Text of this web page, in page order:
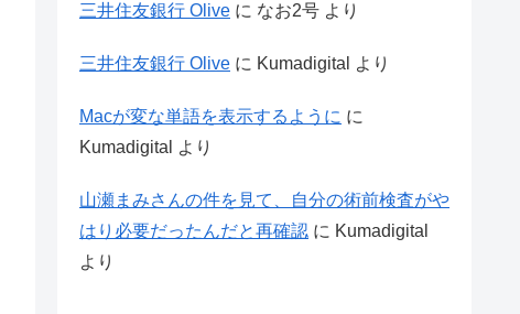
三井住友銀行 Olive に なお2号 より
三井住友銀行 Olive に Kumadigital より
Macが変な単語を表示するように に
Kumadigital
より
山瀬まみさんの件を見て、自分の術前検査がや
はり必要だったんだと再確認 に Kumadigital
より